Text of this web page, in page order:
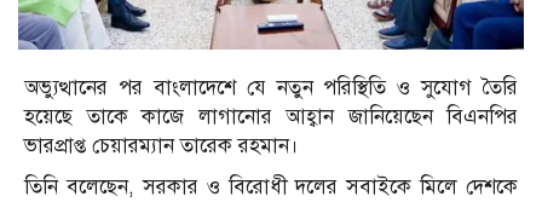
অভ্যুত্থানের পর বাংলাদেশে যে নতুন পরিস্থিতি ও সুযোগ তৈরি
হয়েছে তাকে কাজে লাগানোর আহ্বান জানিয়েছেন বিএনপির
ভারপ্রাপ্ত চেয়ারম্যান তারেক রহমান।
তিনি বলেছেন, সরকার ও বিরোধী দলের সবাইকে মিলে দেশকে